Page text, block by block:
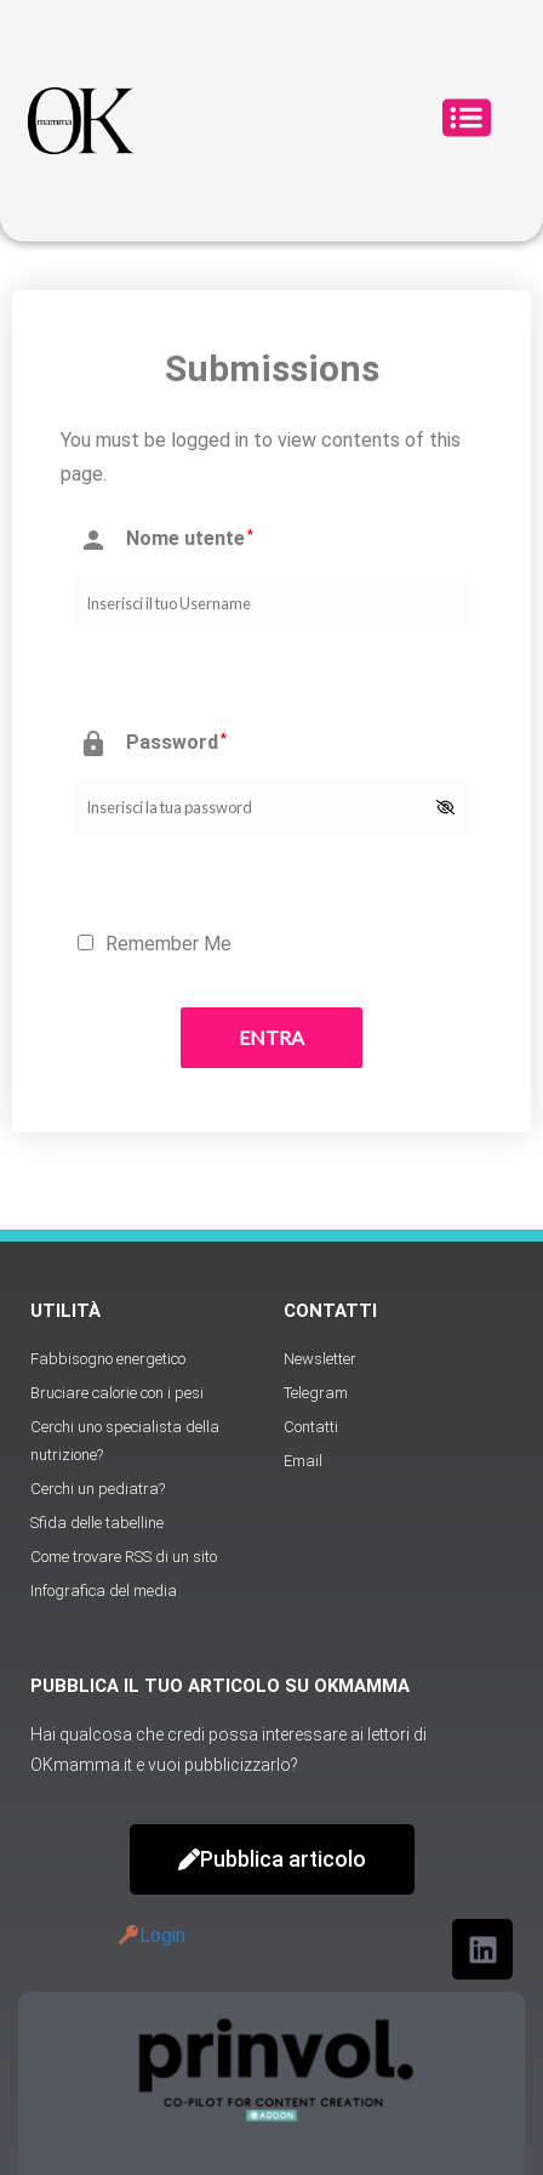
Submissions
You must be logged in to view contents of this
page.
 Nome utente*
 Password *
Remember Me
UTILITÀ
Fabbisogno energetico
Bruciare calorie con i pesi
Cerchi uno specialista della
nutrizione?
Cerchi un pediatra?
Sfida delle tabelline
Come trovare RSS di un sito
Infografica del media
CONTATTI
Newsletter
Telegram
Contatti
Email
PUBBLICA IL TUO ARTICOLO SU OKMAMMA
Hai qualcosa che credi possa interessare ai lettori di
OKmamma.it e vuoi pubblicizzarlo?
Pubblica articolo
Login